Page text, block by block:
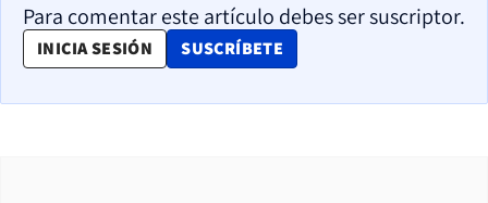
Para comentar este artículo debes ser suscriptor.
INICIA SESIÓN SUSCRÍBETE
OPENS IN NEW WINDOW